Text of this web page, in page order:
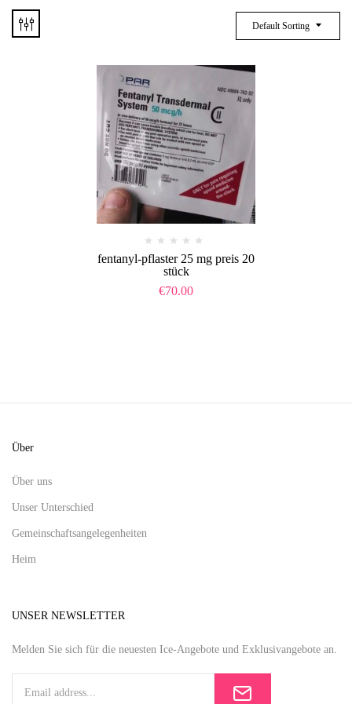
Default Sorting
fentanyl-pflaster 25 mg preis 20
stück​
€70.00
Über
Über uns
Unser Unterschied
Gemeinschaftsangelegenheiten
Heim
UNSER NEWSLETTER
Melden Sie sich für die neuesten Ice-Angebote und Exklusivangebote an.